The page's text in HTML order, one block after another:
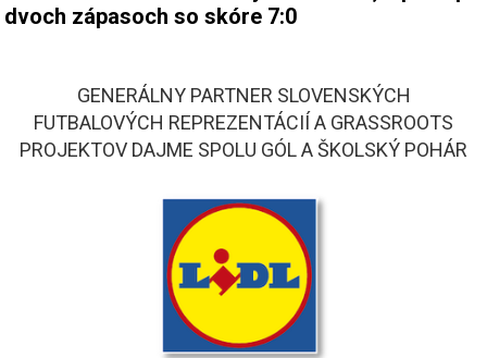
dvoch zápasoch so skóre 7:0
GENERÁLNY PARTNER SLOVENSKÝCH
FUTBALOVÝCH REPREZENTÁCIÍ A GRASSROOTS
PROJEKTOV DAJME SPOLU GÓL A ŠKOLSKÝ POHÁR